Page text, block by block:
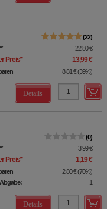
22
22,80 €
Preis* 13,99 €
8,81 € (39%)
Details
0
3,99 €
Preis* 1,19 €
2,80 € (70%)
Abgabe:
1
Details